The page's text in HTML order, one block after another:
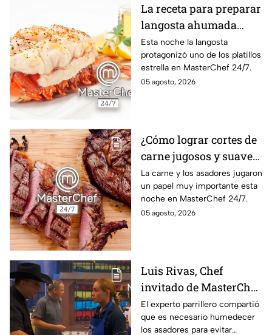
La receta para preparar
langosta ahumada
como en MasterChef
24/7
Esta noche la langosta
protagonizó uno de los platillos
estrella en MasterChef 24/7.
05 agosto, 2026
¿Cómo lograr cortes de
carne jugosos y suaves
al estilo MasterChef
24/7?
La carne y los asadores jugaron
un papel muy importante esta
noche en MasterChef 24/7.
05 agosto, 2026
Luis Rivas, Chef
invitado de MasterChef
24/7 destaca la
importancia del agua
El experto parrillero compartió
que es necesario humedecer
los asadores para evitar